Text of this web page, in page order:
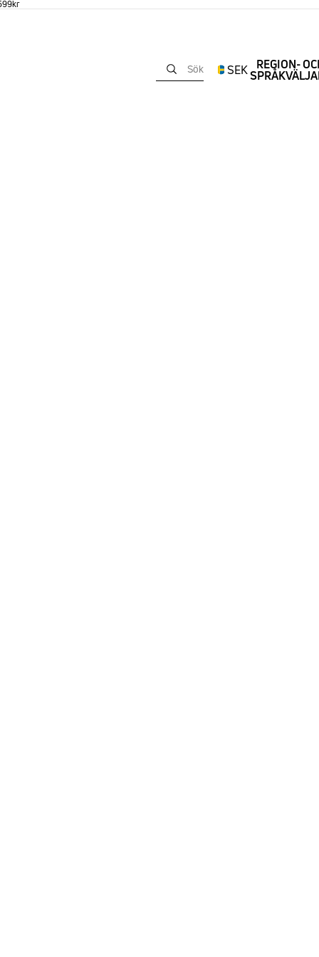
Sök SEK REGION-